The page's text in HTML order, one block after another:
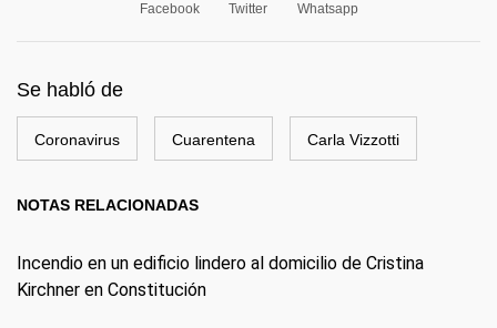
Facebook Twitter Whatsapp
Se habló de
Coronavirus Cuarentena Carla Vizzotti
NOTAS RELACIONADAS
Incendio en un edificio lindero al domicilio de Cristina
Kirchner en Constitución